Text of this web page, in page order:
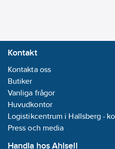
Kontakt
Kontakta oss
Butiker
Vanliga frågor
Huvudkontor
Logistikcentrum i Hallsberg -
Press och media
Handla hos Ahlsell